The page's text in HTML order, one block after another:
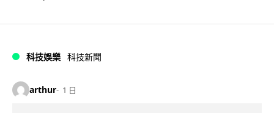
科技娛樂 科技新聞
arthur 1 日